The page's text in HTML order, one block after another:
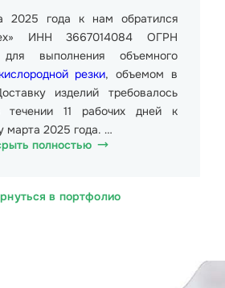
2025 года к нам обратился
ИНН 3667014084 ОГРН
для выполнения объемного
резки, объемом в
изделий требовалось
течении 11 рабочих дней к
марта 2025 года.
партии составил более 5
полностью
в портфолио